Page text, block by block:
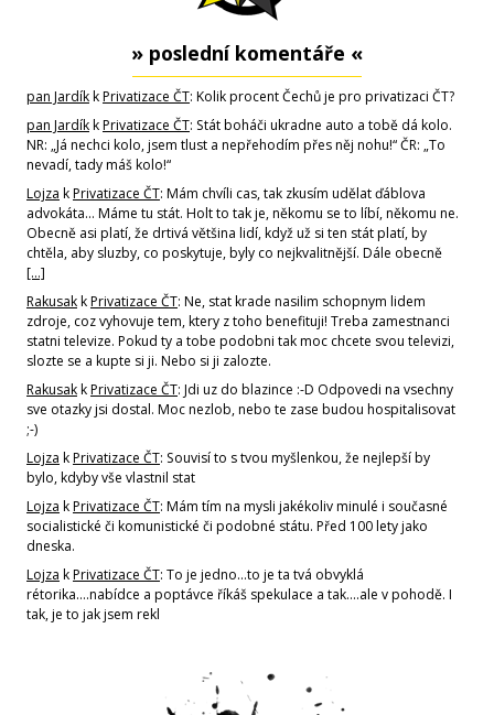
» poslední komentáře «
pan JardíkkPrivatizace ČT: Kolik procent Čechů je pro privatizaci ČT?
pan JardíkkPrivatizace ČT: Stát boháči ukradne auto a tobě dá kolo.
NR: „Já nechci kolo, jsem tlust a nepřehodím přes něj nohu!“ ČR: „To
nevadí, tady máš kolo!“
Lojza kPrivatizace ČT: Mám chvíli cas, tak zkusím udělat ďáblova
advokáta... Máme tu stát. Holt to tak je, někomu se to líbí, někomu ne.
Obecně asi platí, že drtivá většina lidí, když už si ten stát platí, by
chtěla, aby sluzby, co poskytuje, byly co nejkvalitnější. Dále obecně
[…]
RakusakkPrivatizace ČT: Ne, stat krade nasilim schopnym lidem
zdroje, coz vyhovuje tem, ktery z toho benefituji! Treba zamestnanci
statni televize. Pokud ty a tobe podobni tak moc chcete svou televizi,
slozte se a kupte si ji. Nebo si ji zalozte.
RakusakkPrivatizace ČT: Jdi uz do blazince :-D Odpovedi na vsechny
sve otazky jsi dostal. Moc nezlob, nebo te zase budou hospitalisovat
;-)
Lojza kPrivatizace ČT: Souvisí to s tvou myšlenkou, že nejlepší by
bylo, kdyby vše vlastnil stat
Lojza kPrivatizace ČT: Mám tím na mysli jakékoliv minulé i současné
socialistické či komunistické či podobné státu. Před 100 lety jako
dneska.
Lojza kPrivatizace ČT: To je jedno...to je ta tvá obvyklá
rétorika....nabídce a poptávce říkáš spekulace a tak....ale v pohodě. I
tak, je to jak jsem rekl